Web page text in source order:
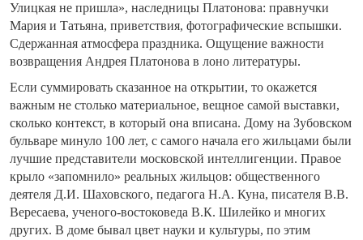
Улицкая не пришла», наследницы Платонова: правнучки
Мария и Татьяна, приветствия, фотографические вспышки.
Сдержанная атмосфера праздника. Ощущение важности
возвращения Андрея Платонова в лоно литературы.
Если суммировать сказанное на открытии, то окажется
важным не столько материальное, вещное самой выставки,
сколько контекст, в который она вписана. Дому на Зубовском
бульваре минуло 100 лет, с самого начала его жильцами были
лучшие представители московской интеллигенции. Правое
крыло «запомнило» реальных жильцов: общественного
деятеля Д.И. Шаховского, педагога Н.А. Куна, писателя В.В.
Вересаева, ученого-востоковеда В.К. Шилейко и многих
других. В доме бывал цвет науки и культуры, по этим